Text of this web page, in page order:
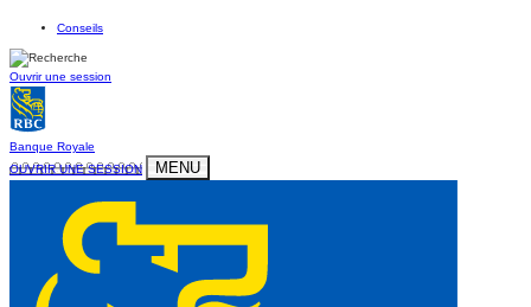
Conseils
Ouvrir une session
Banque Royale
OUVRIR UNE SESSION
MENU